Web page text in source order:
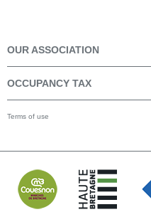
OUR ASSOCIATION
OCCUPANCY TAX
Terms of use